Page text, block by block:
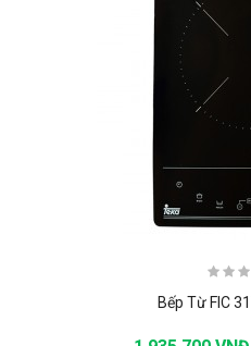
Bếp Từ FIC